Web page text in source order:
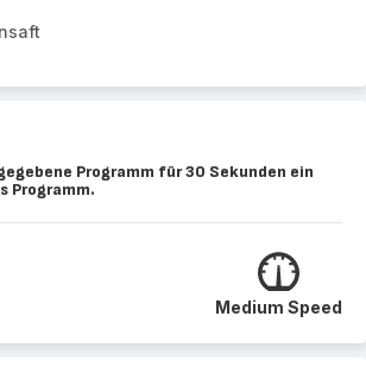
Programm für 30 Sekunden ein
Programm.
Medium Speed